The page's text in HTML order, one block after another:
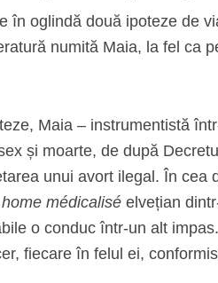
în oglindă două ipoteze de
numită Maia, la fel ca
Maia – instrumentistă
și moarte, de după
unui avort ilegal. În cea
home médicalisé elvețian
o conduc într-un alt impas.
fiecare în felul ei,